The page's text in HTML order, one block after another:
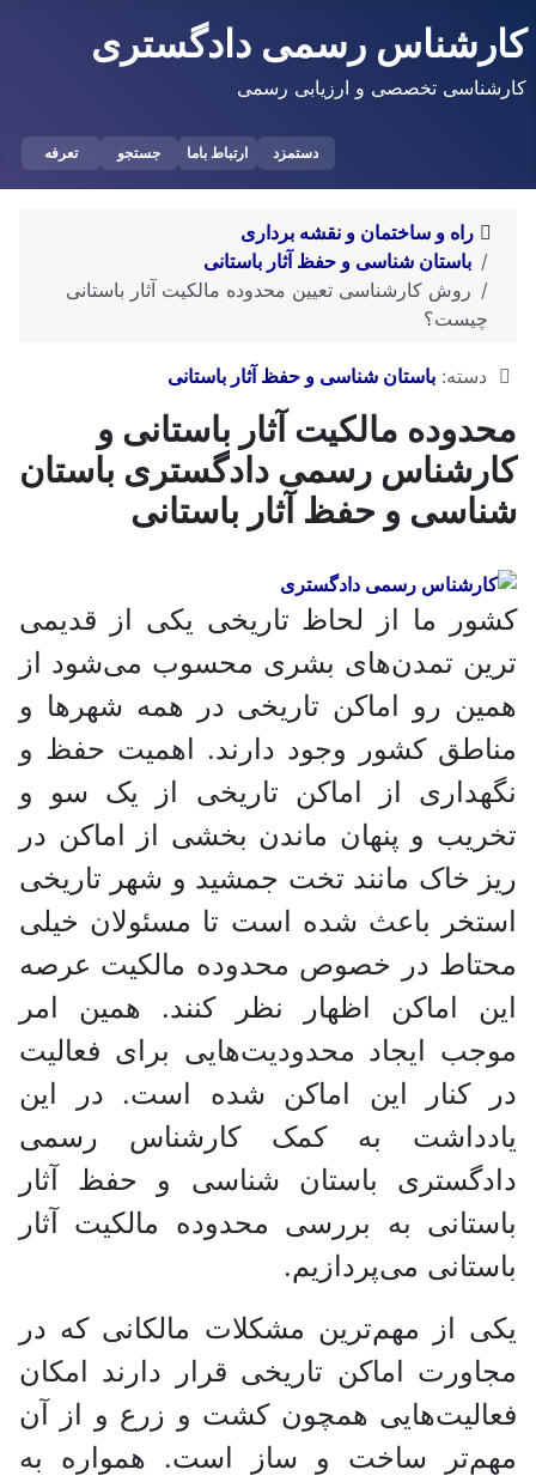
کارشناس رسمی دادگستری
کارشناسی تخصصی و ارزیابی رسمی
دستمزد ارتباط باما جستجو تعرفه
راه و ساختمان و نقشه برداری
باستان شناسی و حفظ آثار باستانی
روش کارشناسی تعیین محدوده مالکیت آثار باستانی
چیست؟
توضیحات
دسته: باستان شناسی و حفظ آثار باستانی
محدوده مالکیت آثار باستانی و
کارشناس رسمی دادگستری باستان
شناسی و حفظ آثار باستانی
کشور ما از لحاظ تاریخی یکی از قدیمی
ترین تمدن‌های بشری محسوب می‌شود از
همین رو اماکن تاریخی در همه شهر‌ها و
مناطق کشور وجود دارند. اهمیت حفظ و
نگهداری از اماکن تاریخی از یک سو و
تخریب و پنهان ماندن بخشی از اماکن در
ریز خاک مانند تخت جمشید و شهر تاریخی
استخر باعث شده است تا مسئولان خیلی
محتاط در خصوص محدوده مالکیت عرصه
این اماکن اظهار نظر کنند. همین امر
موجب ایجاد محدودیت‌هایی برای فعالیت
در کنار این اماکن شده است. در این
یادداشت به کمک کارشناس رسمی
دادگستری باستان شناسی و حفظ آثار
باستانی به بررسی محدوده مالکیت آثار
باستانی می‌پردازیم.
یکی از مهم‌ترین مشکلات مالکانی که در
مجاورت اماکن تاریخی قرار دارند امکان
فعالیت‌هایی همچون کشت و زرع و از آن
مهم‌تر ساخت و ساز است. همواره به